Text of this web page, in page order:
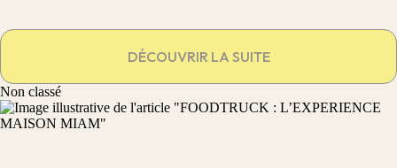
DÉCOUVRIR LA SUITE
Non classé